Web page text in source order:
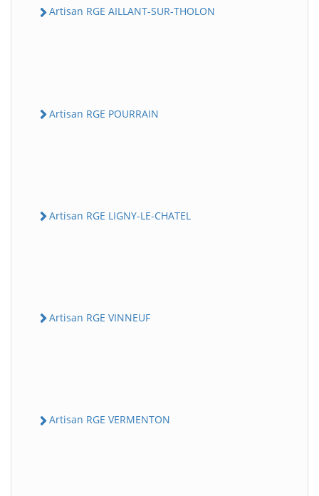
Artisan RGE AILLANT-SUR-THOLON
Artisan RGE POURRAIN
Artisan RGE LIGNY-LE-CHATEL
Artisan RGE VINNEUF
Artisan RGE VERMENTON